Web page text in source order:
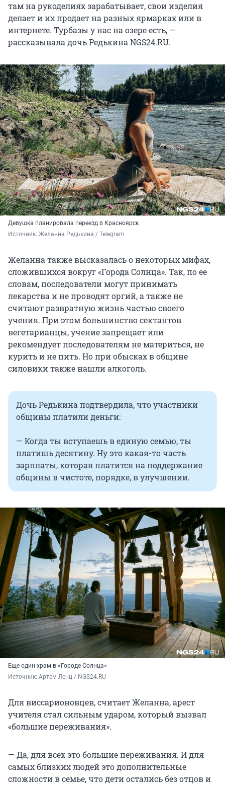
там на рукоделиях зарабатывает, свои изделия
делает и их продает на разных ярмарках или в
интернете. Турбазы у нас на озере есть, —
рассказывала дочь Редькина NGS24.RU.
Девушка планировала переезд в Красноярск
Источник: Желанна Редькина / Telegram
Желанна также высказалась о некоторых мифах,
сложившихся вокруг «Города Солнца». Так, по ее
словам, последователи могут принимать
лекарства и не проводят оргий, а также не
считают развратную жизнь частью своего
учения. При этом большинство сектантов
вегетарианцы, учение запрещает или
рекомендует последователям не материться, не
курить и не пить. Но при обысках в общине
силовики также нашли алкоголь.
Дочь Редькина подтвердила, что участники
общины платили деньги:
— Когда ты вступаешь в единую семью, ты
платишь десятину. Ну это какая-то часть
зарплаты, которая платится на поддержание
общины в чистоте, порядке, в улучшении.
Еще один храм в «Городе Солнца»
Источник: Артем Ленц / NGS24.RU
Для виссарионовцев, считает Желанна, арест
учителя стал сильным ударом, который вызвал
«большие переживания».
— Да, для всех это большие переживания. И для
самых близких людей это дополнительные
сложности в семье, что дети остались без отцов и